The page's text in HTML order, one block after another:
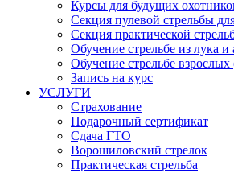
Курсы для будущих
Секция пулевой стрельбы
Секция практической
Обучение стрельбе из лука и
Обучение стрельбе взрослых
Запись на курс
УСЛУГИ
Страхование
Подарочный сертификат
Сдача ГТО
Ворошиловский стрелок
Практическая стрельба